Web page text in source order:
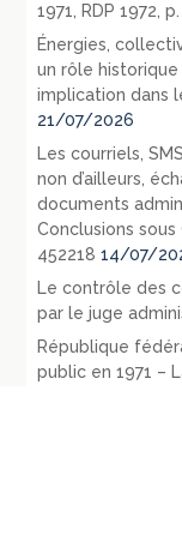
1971, RDP 1972,
Énergies,
un rôle
implication dans
21/07/2026
Les courriels,
non d’ailleurs,
documents
Conclusions sous
452218 14/07/
Le contrôle des
par le juge
République
public en 1971 –